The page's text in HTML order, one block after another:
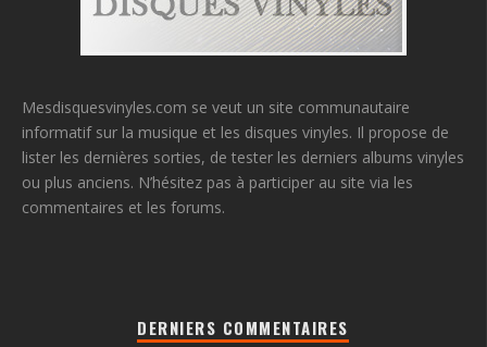
Mesdisquesvinyles.com se veut un site communautaire
informatif sur la musique et les disques vinyles. Il propose de
lister les dernières sorties, de tester les derniers albums vinyles
ou plus anciens. N’hésitez pas à participer au site via les
commentaires et les forums.
DERNIERS COMMENTAIRES